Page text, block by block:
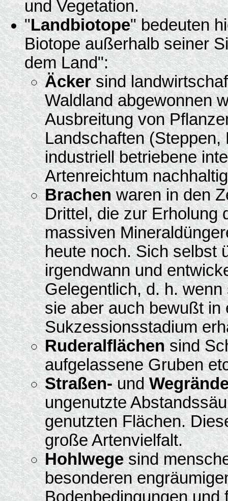
und Vegetation.
"Landbiotope" bedeuten
Biotope außerhalb seiner
dem Land":
Äckersind
Waldland abgewonnen
Ausbreitung von
Landschaften
industriell betriebene
Artenreichtum
Brachenwaren in den
Drittel, die zur Erholung
massiven
heute noch. Sich selbst
irgendwann und
Gelegentlich, d. h.
sie aber auch bewußt in
Sukzessionsstadium
Ruderalflächensind
aufgelassene Gruben
Straßen-und
ungenutzte
genutzten Flächen.
große Artenvielfalt.
Hohlwegesind
besonderen
Bodenbedingungen